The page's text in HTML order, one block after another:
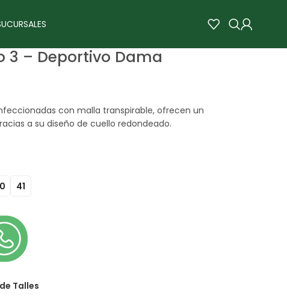
3 – Deportivo Dama
con malla transpirable, ofrecen un
a su diseño de cuello redondeado.
41
Talles